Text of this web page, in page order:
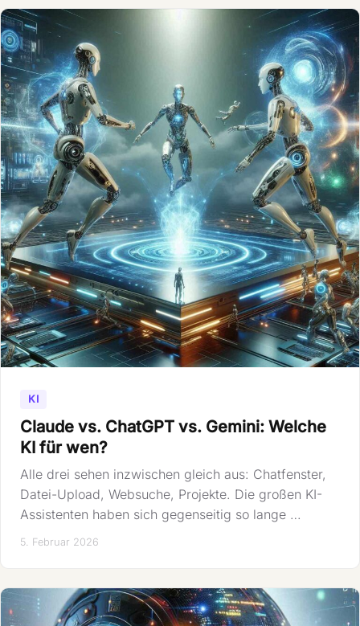
KI
Claude vs. ChatGPT vs. Gemini: Welche
KI für wen?
Alle drei sehen inzwischen gleich aus: Chatfenster,
Datei-Upload, Websuche, Projekte. Die großen KI-
Assistenten haben sich gegenseitig so lange …
5. Februar 2026